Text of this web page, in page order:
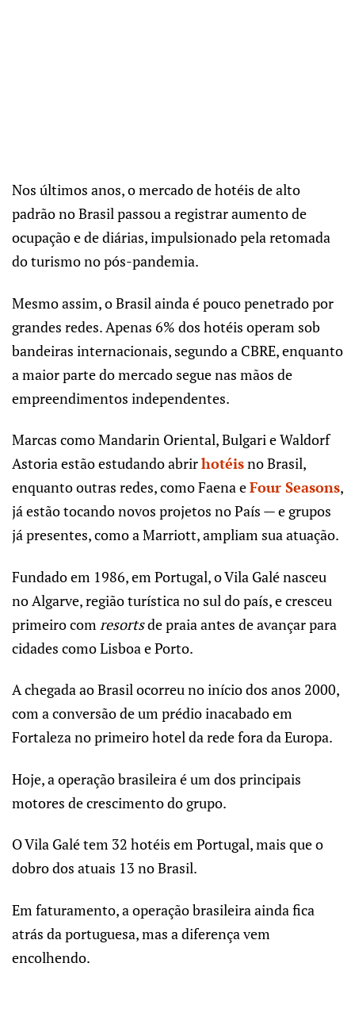
Nos últimos anos, o mercado de hotéis de alto
padrão no Brasil passou a registrar aumento de
ocupação e de diárias, impulsionado pela retomada
do turismo no pós-pandemia.
Mesmo assim, o Brasil ainda é pouco penetrado por
grandes redes. Apenas 6% dos hotéis operam sob
bandeiras internacionais, segundo a CBRE, enquanto
a maior parte do mercado segue nas mãos de
empreendimentos independentes.
Marcas como Mandarin Oriental, Bulgari e Waldorf
Astoria estão estudando abrirhotéisno Brasil,
enquanto outras redes, como Faena eFour Seasons,
já estão tocando novos projetos no País — e grupos
já presentes, como a Marriott, ampliam sua atuação.
Fundado em 1986, em Portugal, o Vila Galé nasceu
no Algarve, região turística no sul do país, e cresceu
primeiro com resortsde praia antes de avançar para
cidades como Lisboa e Porto.
A chegada ao Brasil ocorreu no início dos anos 2000,
com a conversão de um prédio inacabado em
Fortaleza no primeiro hotel da rede fora da Europa.
Hoje, a operação brasileira é um dos principais
motores de crescimento do grupo.
O Vila Galé tem 32 hotéis em Portugal, mais que o
dobro dos atuais 13 no Brasil.
Em faturamento, a operação brasileira ainda fica
atrás da portuguesa, mas a diferença vem
encolhendo.